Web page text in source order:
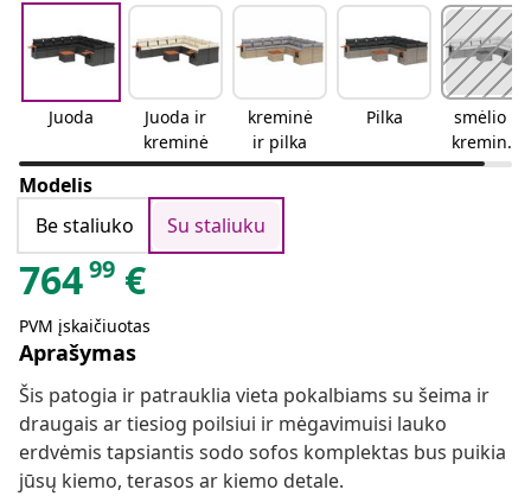
Juoda
Juoda ir
kreminė
kreminė
ir pilka
Pilka
smėlio ir
kreminės
spalvos
Modelis
Be staliuko
Su staliuku
76499 €
PVM įskaičiuotas
Aprašymas
Šis patogia ir patrauklia vieta pokalbiams su šeima ir
draugais ar tiesiog poilsiui ir mėgavimuisi lauko
erdvėmis tapsiantis sodo sofos komplektas bus puikia
jūsų kiemo, terasos ar kiemo detale.